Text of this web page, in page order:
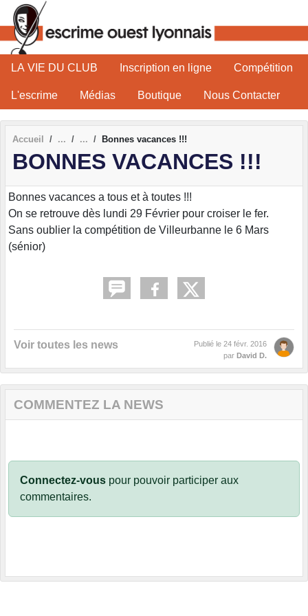
LA VIE DU CLUB Inscription en ligne Compétition
L'escrime Médias Boutique Nous Contacter
Accueil Bonnes vacances !!!
BONNES VACANCES !!!
Bonnes vacances a tous et à toutes !!!
On se retrouve dès lundi 29 Février pour croiser le fer.
Sans oublier la compétition de Villeurbanne le 6 Mars
(sénior)
Voir toutes les news Publié le 24 févr. 2016
par David D.
COMMENTEZ LA NEWS
Connectez-vous pour pouvoir participer aux
commentaires.
Panneau de gestion des cookies